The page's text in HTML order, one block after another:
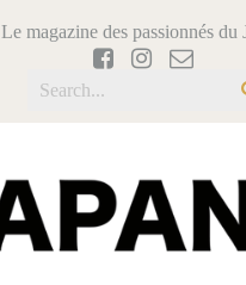
Le magazine des passionnés du